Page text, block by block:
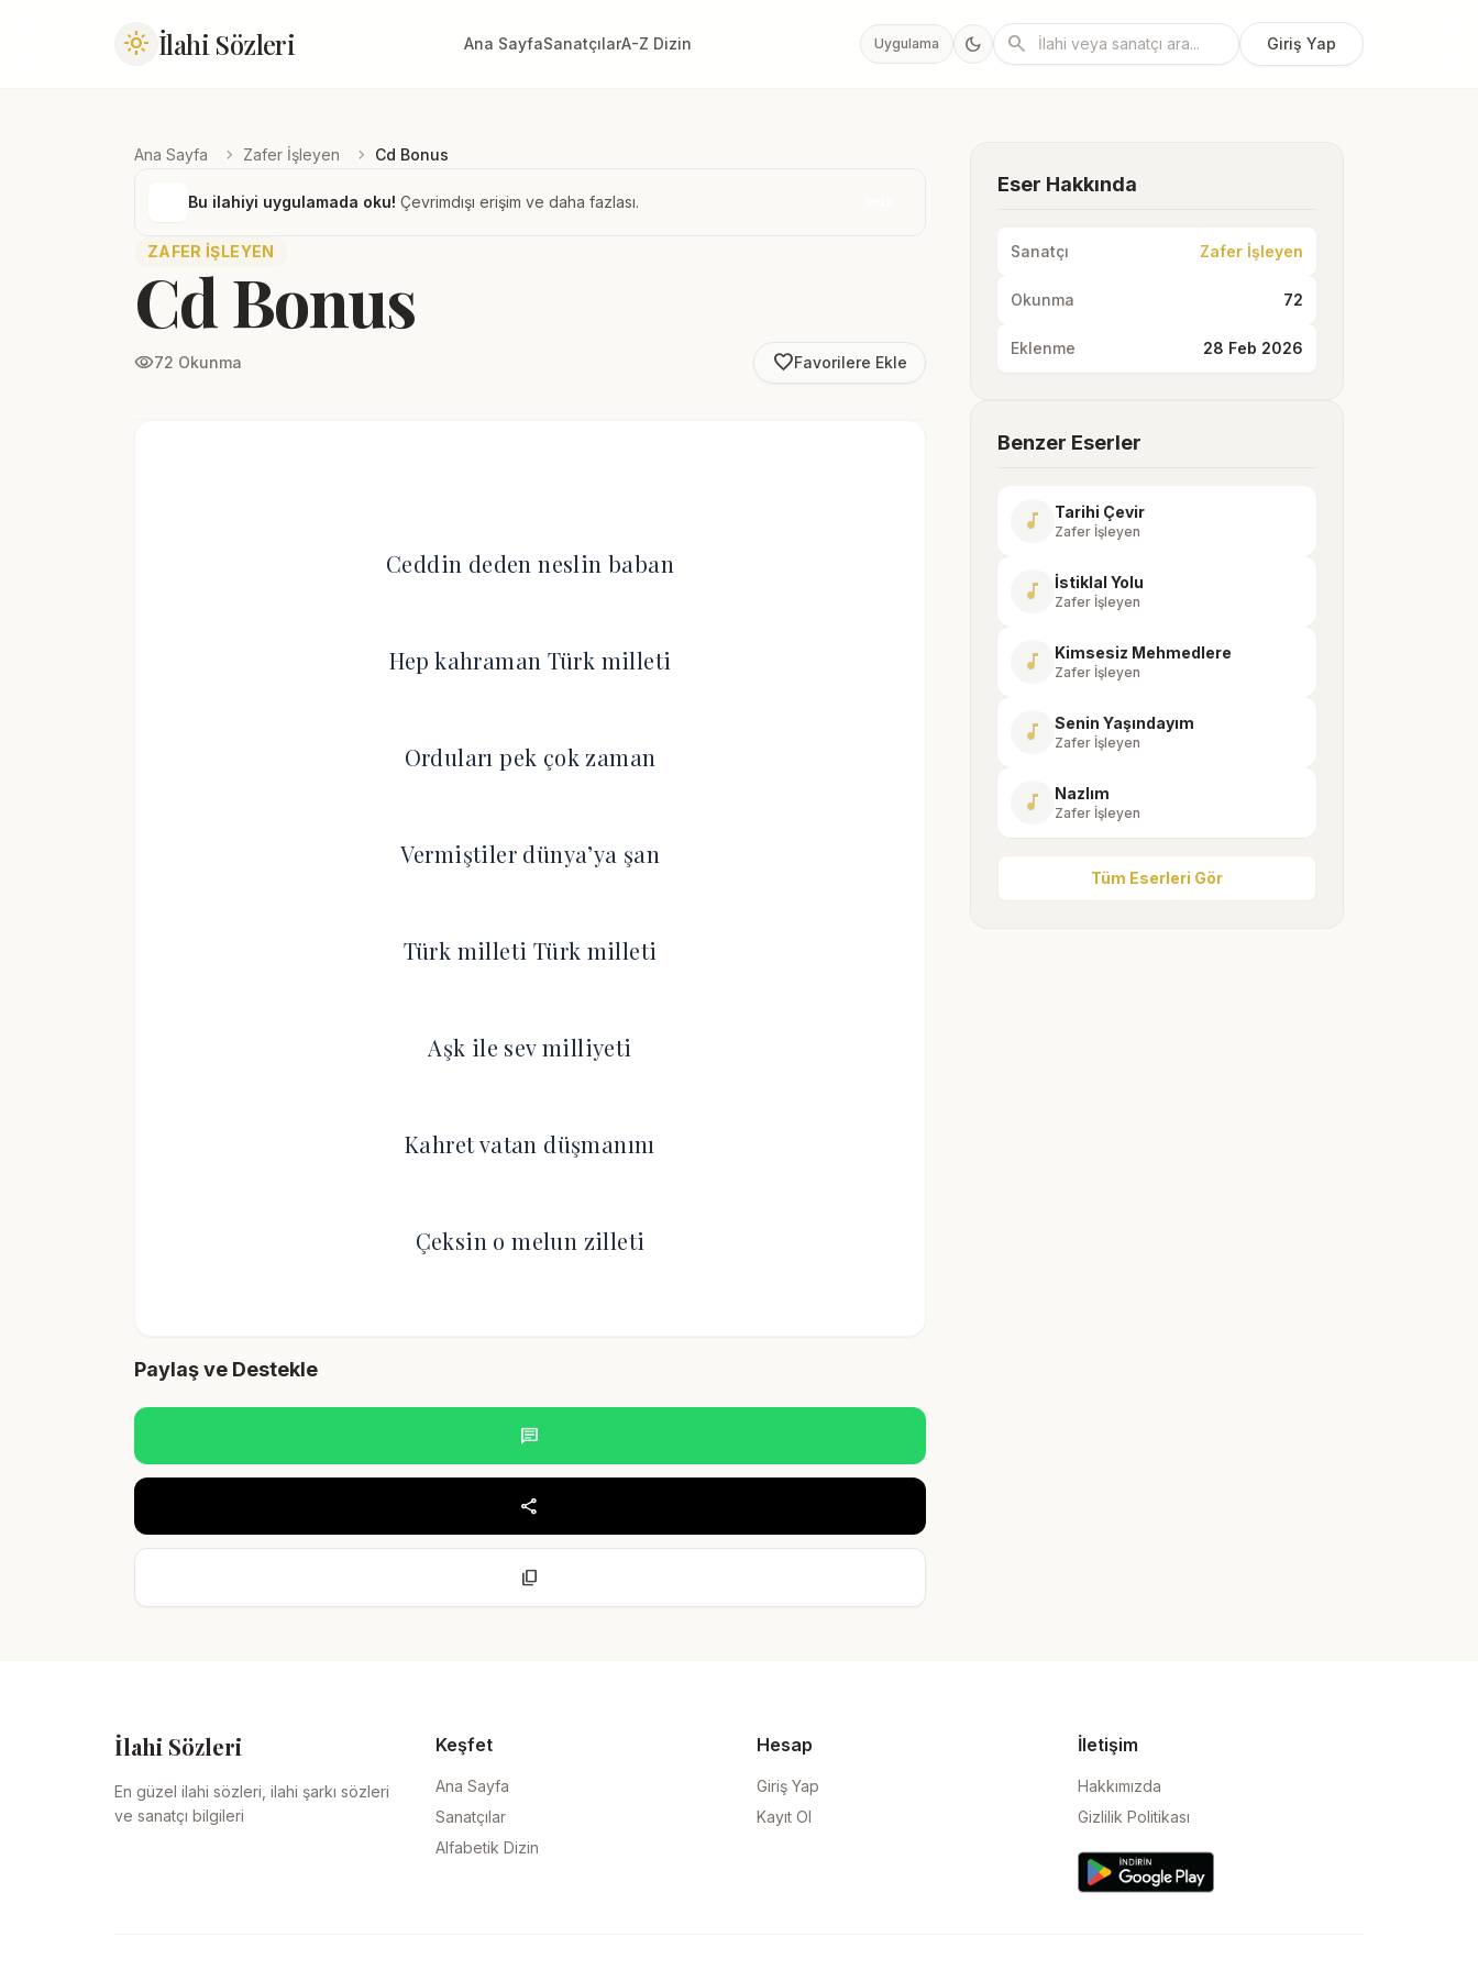
light_mode İlahi Sözleri Ana SayfaSanatçılarA-Z Dizin Uygulama dark_mode search Giriş Yap
Ana Sayfa chevron_right Zafer İşleyen chevron_right Cd Bonus
Bu ilahiyi uygulamada oku! Çevrimdışı erişim ve daha fazlası.
ZAFER İŞLEYEN
Cd Bonus
visibility72 Okunma favorite_borderFavorilere Ekle
Ceddin deden neslin baban
Hep kahraman Türk milleti
Orduları pek çok zaman
Vermiştiler dünya’ya şan
Türk milleti Türk milleti
Aşk ile sev milliyeti
Kahret vatan düşmanını
Çeksin o melun zilleti
Paylaş ve Destekle
chat
share
content_copy
Eser Hakkında
Sanatçı Zafer İşleyen
Okunma 72
Eklenme 28 Feb 2026
Benzer Eserler
music_note Tarihi Çevir
Zafer İşleyen
music_note İstiklal Yolu
Zafer İşleyen
music_note Kimsesiz Mehmedlere
Zafer İşleyen
music_note Senin Yaşındayım
Zafer İşleyen
music_note Nazlım
Zafer İşleyen
Tüm Eserleri Gör
İlahi Sözleri
En güzel ilahi sözleri, ilahi şarkı sözleri
ve sanatçı bilgileri
Keşfet
Ana Sayfa
Sanatçılar
Alfabetik Dizin
Hesap
Giriş Yap
Kayıt Ol
İletişim
Hakkımızda
Gizlilik Politikası